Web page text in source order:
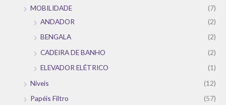
MOBILIDADE
(7)
ANDADOR
(2)
BENGALA
(2)
CADEIRA DE BANHO
(2)
ELEVADOR ELÉTRICO
(1)
Niveis
(12)
Papéis Filtro
(57)